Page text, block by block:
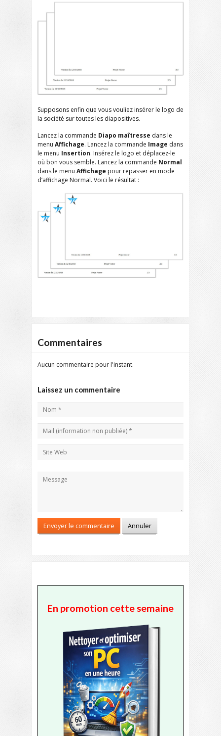
Supposons enfin que vous vouliez insérer le logo de
la société sur toutes les diapositives.
Lancez la commande Diapo maîtresse dans le
menu Affichage. Lancez la commande Image dans
le menu Insertion. Insérez le logo et déplacez-le
où bon vous semble. Lancez la commande Normal
dans le menu Affichage pour repasser en mode
d’affichage Normal. Voici le résultat :
Commentaires
Aucun commentaire pour l'instant.
Laissez un commentaire
En promotion cette semaine